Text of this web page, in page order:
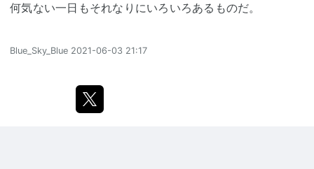
何気ない一日もそれなりにいろいろあるものだ。
Blue_Sky_Blue 2021-06-03 21:17